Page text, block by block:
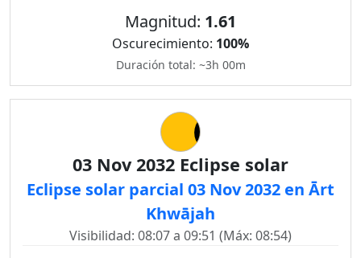
Magnitud: 1.61
Oscurecimiento: 100%
Duración total: ~3h 00m
03 Nov 2032 Eclipse solar
Eclipse solar parcial 03 Nov 2032 en Ārt
Khwājah
Visibilidad: 08:07 a 09:51 (Máx: 08:54)